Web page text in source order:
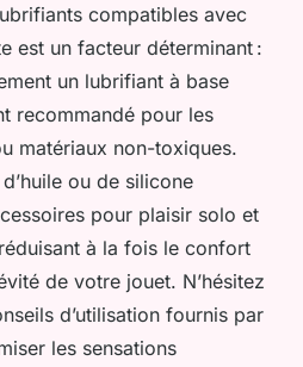
compatibles avec
est un facteur déterminant :
un lubrifiant à base
recommandé pour les
matériaux non-toxiques.
ou de silicone
pour plaisir solo et
à la fois le confort
de votre jouet. N’hésitez
d’utilisation fournis par
les sensations